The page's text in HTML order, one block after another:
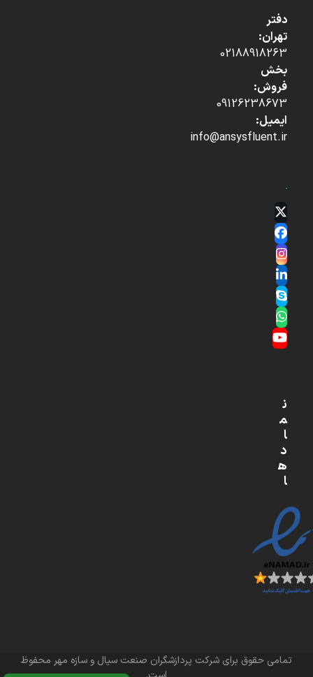
دفتر
تهران:
02188918263
بخش
فروش:
09126238673
ایمیل:
info@ansysfluent.ir
Twitter
(deprecated)
Facebook
Instagram
LinkedIn
Skype
Whatsapp
YouTube
ن
م
ا
د
ه
ا
تمامی حقوق برای شرکت پردازشگران صنعت سیال و سازه مهر محفوظ